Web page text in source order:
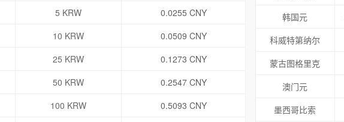
5 KRW
0.0255 CNY
10 KRW
0.0509 CNY
25 KRW
0.1273 CNY
50 KRW
0.2547 CNY
100 KRW
0.5093 CNY
韩国元
科威特第纳尔
蒙古图格里克
澳门元
墨西哥比索